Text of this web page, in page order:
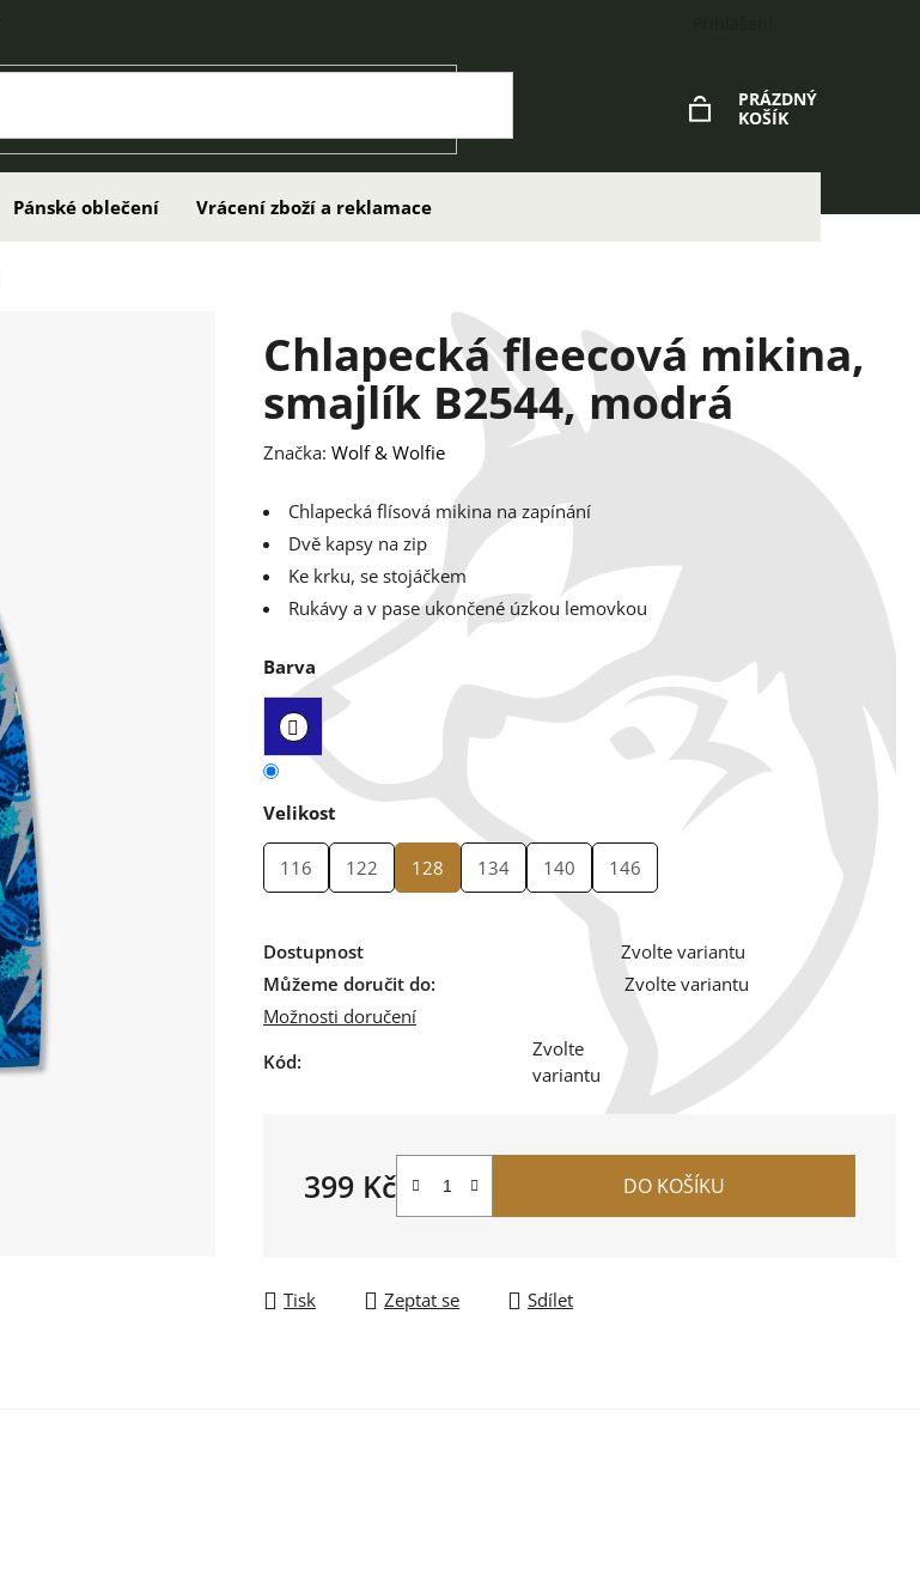
PRÁZDNÝ
KOŠÍK
Pánské oblečení Vrácení zboží a reklamace
Chlapecká fleecová mikina,
smajlík B2544, modrá
Značka: Wolf & Wolfie
Chlapecká flísová mikina na zapínání
Dvě kapsy na zip
Ke krku, se stojáčkem
Rukávy a v pase ukončené úzkou lemovkou
Barva
Velikost
116 122 128 134 140 146
Dostupnost
Zvolte variantu
Můžeme doručit do:
Zvolte variantu
Možnosti doručení
Kód:
Zvolte
variantu
399 Kč
Měrná cena:
DO KOŠÍKU
Tisk Zeptat se Sdílet